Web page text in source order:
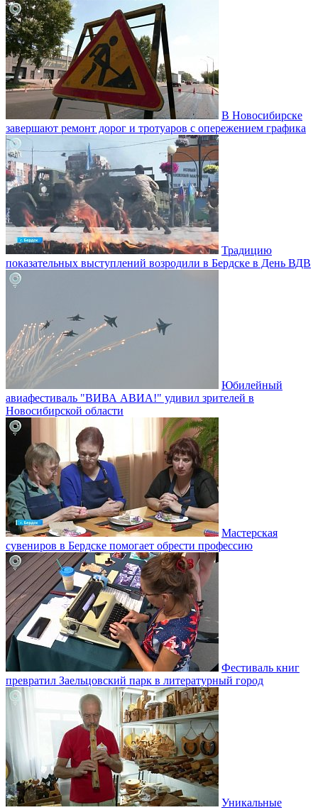
В Новосибирске
завершают ремонт дорог и тротуаров с опережением графика
Традицию
показательных выступлений возродили в Бердске в День ВДВ
Юбилейный
авиафестиваль "ВИВА АВИА!" удивил зрителей в
Новосибирской области
Мастерская
сувениров в Бердске помогает обрести профессию
Фестиваль книг
превратил Заельцовский парк в литературный город
Уникальные